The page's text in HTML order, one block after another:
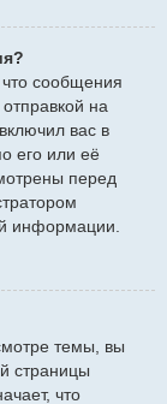
сообщения
на
вас в
его или её
перед
информации.
темы, вы
страницы
что